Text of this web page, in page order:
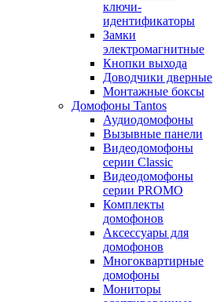
ключи-
идентификаторы
Замки
электромагнитные
Кнопки выхода
Доводчики дверные
Монтажные боксы
Домофоны Tantos
Аудиодомофоны
Вызывные панели
Видеодомофоны
серии Classic
Видеодомофоны
серии PROMO
Комплекты
домофонов
Аксессуары для
домофонов
Многоквартирные
домофоны
Мониторы